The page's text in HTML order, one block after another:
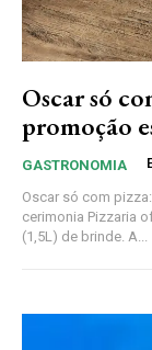
Oscar só
promoção
GASTRONOMIA
Oscar só com
cerimonia Pizzaria
(1,5L) de brinde. A...